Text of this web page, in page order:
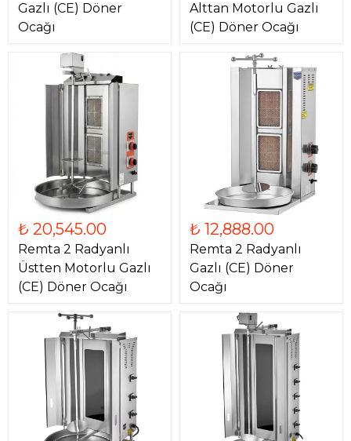
Gazlı (CE) Döner
Ocağı
Alttan Motorlu Gazlı
(CE) Döner Ocağı
₺ 20,545.00
Remta 2 Radyanlı
Üstten Motorlu Gazlı
(CE) Döner Ocağı
₺ 12,888.00
Remta 2 Radyanlı
Gazlı (CE) Döner
Ocağı